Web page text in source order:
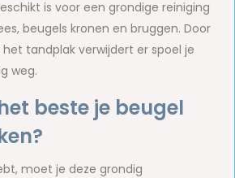
is voor een grondige reiniging
beugels kronen en bruggen. Door
tandplak verwijdert er spoel je
weg.
beste je beugel
moet je deze grondig